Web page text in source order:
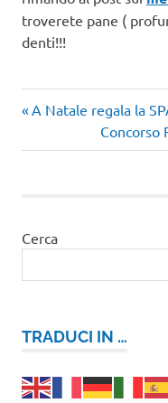
troverete pane (
denti!!!
nel
weekend
per due
Navigazione
articoli
Articolo
precedente:
A Natale regala la
Articolo
Concorso
Cerca
TRADUCI IN …